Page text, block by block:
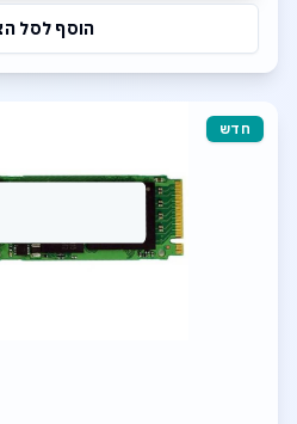
הוסף לסל
חדש